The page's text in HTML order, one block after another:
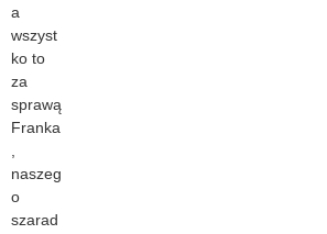
a
wszyst
ko to
za
sprawą
Franka
,
naszeg
o
szarad